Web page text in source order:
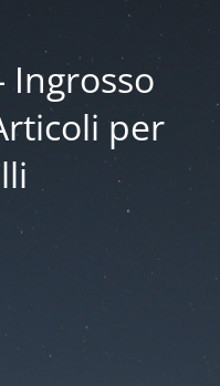
Ingrosso
per